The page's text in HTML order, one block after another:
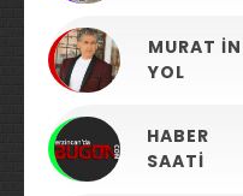
MURAT
YOL
HABER
SAATI